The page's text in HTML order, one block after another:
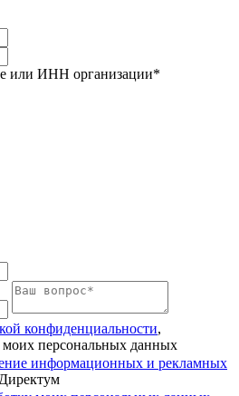
или ИНН организации*
конфиденциальности,
моих персональных данных
информационных и рекламных